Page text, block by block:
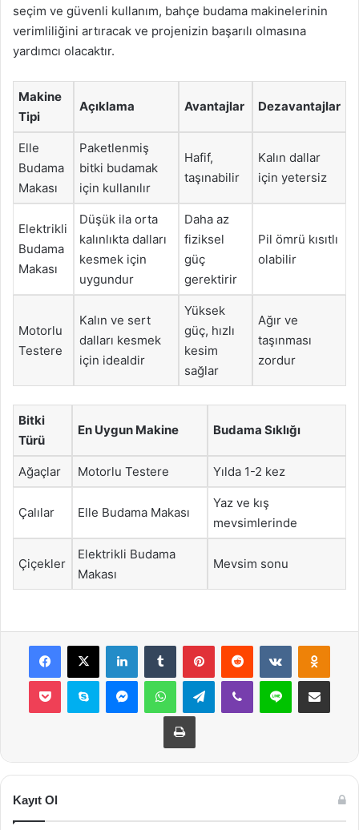
seçim ve güvenli kullanım, bahçe budama makinelerinin
verimliliğini artıracak ve projenizin başarılı olmasına
yardımcı olacaktır.
Makine
Tipi
Açıklama Avantajlar Dezavantajlar
Elle
Budama
Makası
Paketlenmiş
bitki budamak
için kullanılır
Hafif,
taşınabilir
Kalın dallar
için yetersiz
Elektrikli
Budama
Makası
Düşük ila orta
kalınlıkta dalları
kesmek için
uygundur
Daha az
fiziksel
güç
gerektirir
Pil ömrü kısıtlı
olabilir
Motorlu
Testere
Kalın ve sert
dalları kesmek
için idealdir
Yüksek
güç, hızlı
kesim
sağlar
Ağır ve
taşınması
zordur
Bitki
Türü
En Uygun Makine Budama Sıklığı
Ağaçlar Motorlu Testere Yılda 1-2 kez
Çalılar Elle Budama Makası
Yaz ve kış
mevsimlerinde
Çiçekler
Elektrikli Budama
Makası
Mevsim sonu
Facebook
X LinkedInTumblr PinterestReddit VKontakte
Pocket Skype MessengerWhatsAppTelegramViber Line E-Posta ile
Yazdır
Kayıt Ol